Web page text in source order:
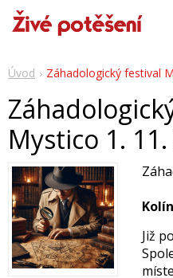
Úvod Záhadologický festival
Mystico 1.
Kolín
Již